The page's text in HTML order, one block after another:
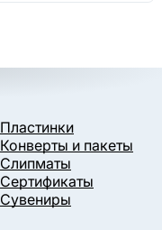
Пластинки
Конверты и пакеты
Слипматы
Сертификаты
Сувениры